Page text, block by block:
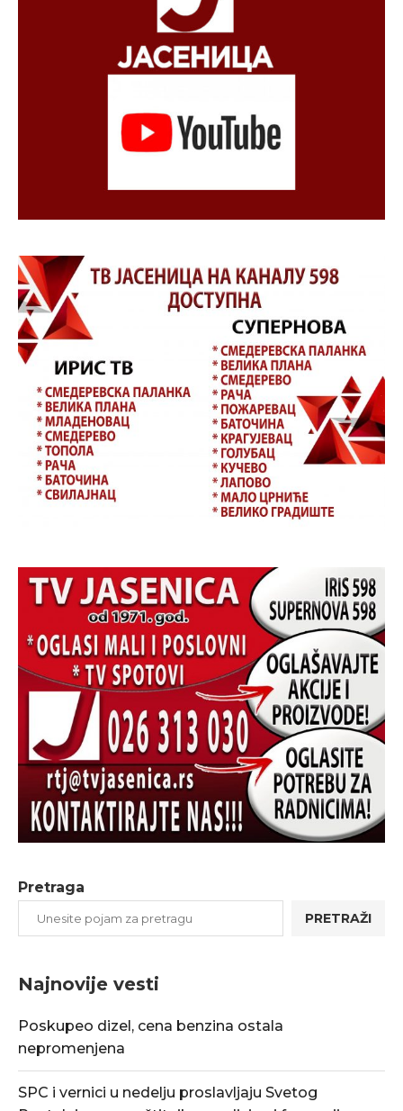
Pretraga
PRETRAŽI
Najnovije vesti
Poskupeo dizel, cena benzina ostala
nepromenjena
SPC i vernici u nedelju proslavljaju Svetog